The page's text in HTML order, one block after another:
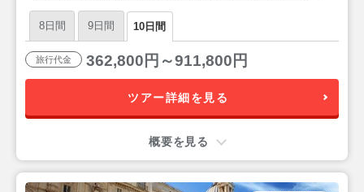
朝食付き 10日間
8日間 9日間 10日間
旅行代金 362,800円～911,800円
ツアー詳細を見る
概要を見る